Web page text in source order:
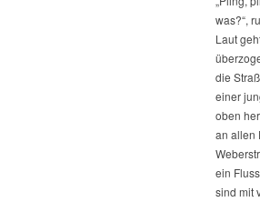
was?“,
Laut
die
einer
oben
an allen
ein
sind mit